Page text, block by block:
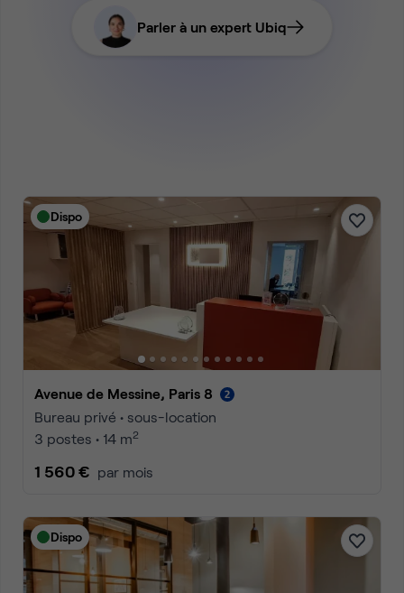
Parler à un expert Ubiq
Dispo
Avenue de Messine, Paris 8
Bureau privé • sous-location
3 postes • 14 m2
1 560 € par mois
Dispo